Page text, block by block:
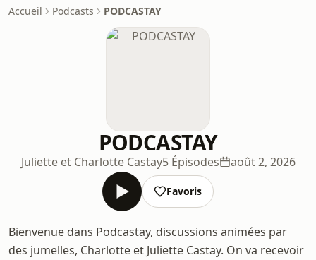
Accueil Podcasts PODCASTAY
PODCASTAY
Juliette et Charlotte Castay5 Épisodes août 2, 2026
Favoris
Bienvenue dans Podcastay, discussions animées par
des jumelles, Charlotte et Juliette Castay. On va recevoir